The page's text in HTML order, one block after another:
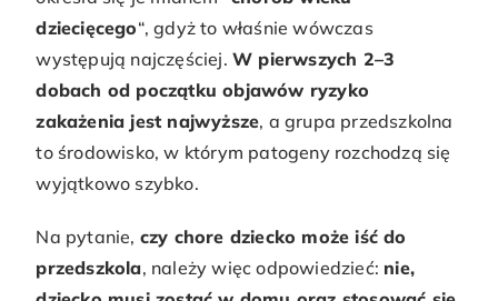
dziecięcego“, gdyż to właśnie wówczas
występują najczęściej.W pierwszych 2–3
dobach od początku objawów ryzyko
zakażenia jest najwyższe, a grupa przedszkolna
to środowisko, w którym patogeny rozchodzą się
wyjątkowo szybko.
Na pytanie, czy chore dziecko może iść do
przedszkola, należy więc odpowiedzieć: nie,